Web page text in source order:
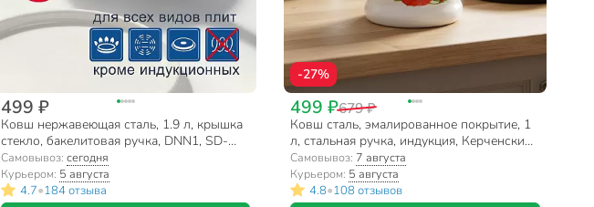
499 ₽
Ковш нержавеющая сталь, 1.9 л, крышка
стекло, бакелитовая ручка, DNN1, SD-
A19-16S
Самовывоз: сегодня
Курьером: 5 августа
4.7•184 отзыва
-27%
499 ₽679 ₽
Ковш сталь, эмалированное покрытие, 1
л, стальная ручка, индукция, Керченский
металлургический завод, 90104-072/4, в
ассортименте
Самовывоз: 7 августа
Курьером: 5 августа
4.8•108 отзывов